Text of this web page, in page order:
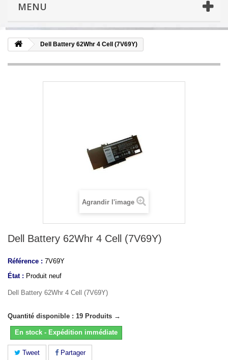
MENU
Dell Battery 62Whr 4 Cell (7V69Y)
Agrandir l'image
Dell Battery 62Whr 4 Cell (7V69Y)
Référence : 7V69Y
État : Produit neuf
Dell Battery 62Whr 4 Cell (7V69Y)
Quantité disponible : 19 Produits →
En stock - Expédition immédiate
Tweet Partager